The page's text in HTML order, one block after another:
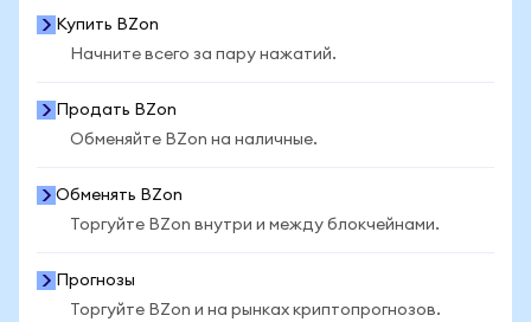
Купить BZon
Начните всего за пару нажатий.
Продать BZon
Обменяйте BZon на наличные.
Обменять BZon
Торгуйте BZon внутри и между блокчейнами.
Прогнозы
Торгуйте BZon и на рынках криптопрогнозов.